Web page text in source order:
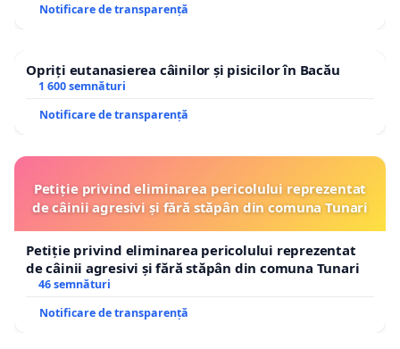
Notificare de transparență
Opriți eutanasierea câinilor și pisicilor în Bacău
1 600 semnături
Notificare de transparență
Petiție privind eliminarea pericolului reprezentat
de câinii agresivi și fără stăpân din comuna Tunari
Petiție privind eliminarea pericolului reprezentat
de câinii agresivi și fără stăpân din comuna Tunari
46 semnături
Notificare de transparență